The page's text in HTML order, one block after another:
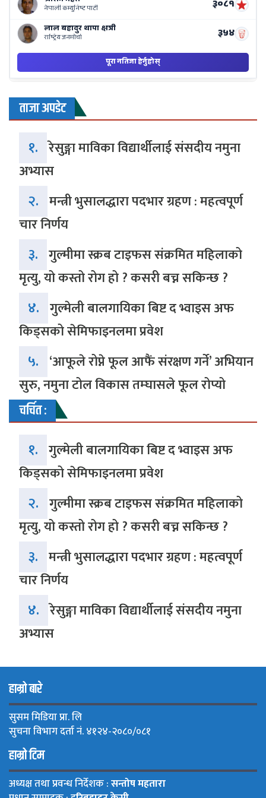
ताजा अपडेट
१. रेसुङ्गा माविका विद्यार्थीलाई संसदीय नमुना
अभ्यास
२. मन्त्री भुसालद्धारा पदभार ग्रहण : महत्वपूर्ण
चार निर्णय
३. गुल्मीमा स्क्रब टाइफस संक्रमित महिलाको
मृत्यु, यो कस्तो रोग हो ? कसरी बच्न सकिन्छ ?
४. गुल्मेली बालगायिका बिष्ट द भ्वाइस अफ
किड्सको सेमिफाइनलमा प्रवेश
५. ‘आफूले रोप्ने फूल आफैं संरक्षण गर्ने’ अभियान
सुरु, नमुना टोल विकास तम्घासले फूल रोप्यो
चर्चित :
१. गुल्मेली बालगायिका बिष्ट द भ्वाइस अफ
किड्सको सेमिफाइनलमा प्रवेश
२. गुल्मीमा स्क्रब टाइफस संक्रमित महिलाको
मृत्यु, यो कस्तो रोग हो ? कसरी बच्न सकिन्छ ?
३. मन्त्री भुसालद्धारा पदभार ग्रहण : महत्वपूर्ण
चार निर्णय
४. रेसुङ्गा माविका विद्यार्थीलाई संसदीय नमुना
अभ्यास
हाम्रो बारे
सुसम मिडिया प्रा. लि
सुचना विभाग दर्ता नं. ४१२४-२०८०/०८१
हाम्रो टिम
अध्यक्ष तथा प्रवन्ध निर्देशक :सन्तोष महतारा